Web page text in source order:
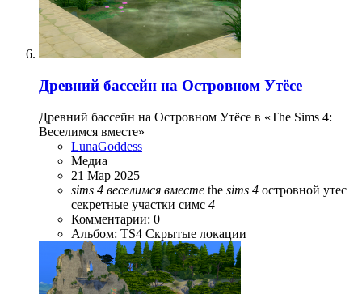
Древний бассейн на Островном Утёсе
Древний бассейн на Островном Утёсе в «The Sims 4:
Веселимся вместе»
LunaGoddess
Медиа
21 Мар 2025
sims 4 веселимся вместе the sims 4 островной утес
секретные участки симс 4
Комментарии: 0
Альбом: TS4 Скрытые локации